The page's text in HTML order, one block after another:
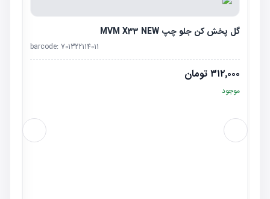
گل پخش کن جلو چپ MVM X33 NEW
barcode: 701322114011
۳۱۲٬۰۰۰ تومان
موجود